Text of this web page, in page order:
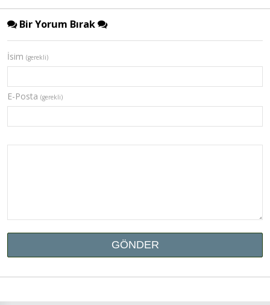
Bir Yorum Bırak
İsim (gerekli)
E-Posta (gerekli)